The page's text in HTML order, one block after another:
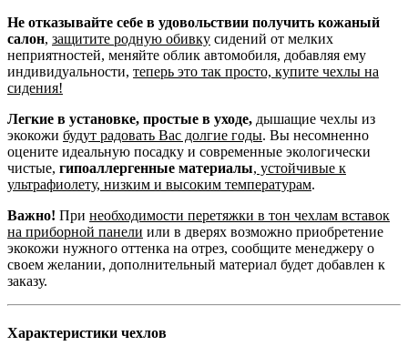
Не отказывайте себе в удовольствии получить кожаный
салон, защитите родную обивку сидений от мелких
неприятностей, меняйте облик автомобиля, добавляя ему
индивидуальности, теперь это так просто, купите чехлы на
сидения!
Легкие в установке, простые в уходе, дышащие чехлы из
экокожи будут радовать Вас долгие годы. Вы несомненно
оцените идеальную посадку и современные экологически
чистые, гипоаллергенные материалы, устойчивые к
ультрафиолету, низким и высоким температурам.
Важно! При необходимости перетяжки в тон чехлам вставок
на приборной панели или в дверях возможно приобретение
экокожи нужного оттенка на отрез, сообщите менеджеру о
своем желании, дополнительный материал будет добавлен к
заказу.
Характеристики чехлов